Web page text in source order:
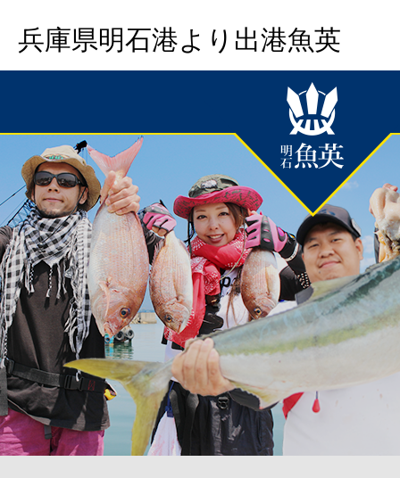
兵庫県明石港より出港魚英